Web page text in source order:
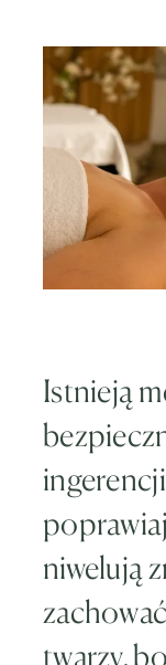
Istnieją
niwelują
twarzy,